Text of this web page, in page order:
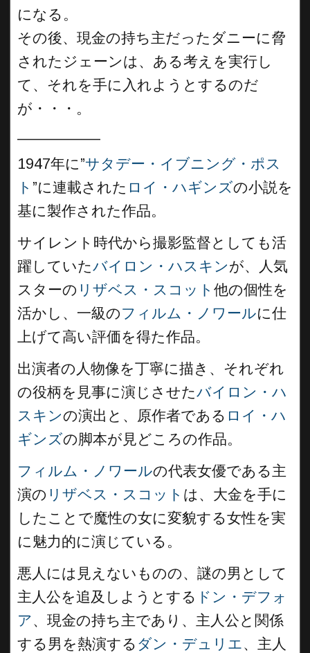
になる。
その後、現金の持ち主だったダニーに脅
されたジェーンは、ある考えを実行し
て、それを手に入れようとするのだ
が・・・。
1947年に”サタデー・イブニング・ポス
ト ”に連載された ロイ・ハギンズの小説を
基に製作された作品。
サイレント時代から撮影監督としても活
躍していたバイロン・ハスキンが、人気
スターの リザベス・スコット 他の個性を
活かし、一級のフィルム・ノワールに仕
上げて高い評価を得た作品。
出演者の人物像を丁寧に描き、それぞれ
の役柄を見事に演じさせたバイロン・ハ
スキンの演出と、原作者である ロイ・ハ
ギンズの脚本が見どころの作品。
フィルム・ノワールの代表女優である主
演の リザベス・スコット は、大金を手に
したことで魔性の女に変貌する女性を実
に魅力的に演じている。
悪人には見えないものの、謎の男として
主人公を追及しようとする ドン・デフォ
ア、現金の持ち主であり、主人公と関係
する男を熱演する ダン・デュリエ、主人